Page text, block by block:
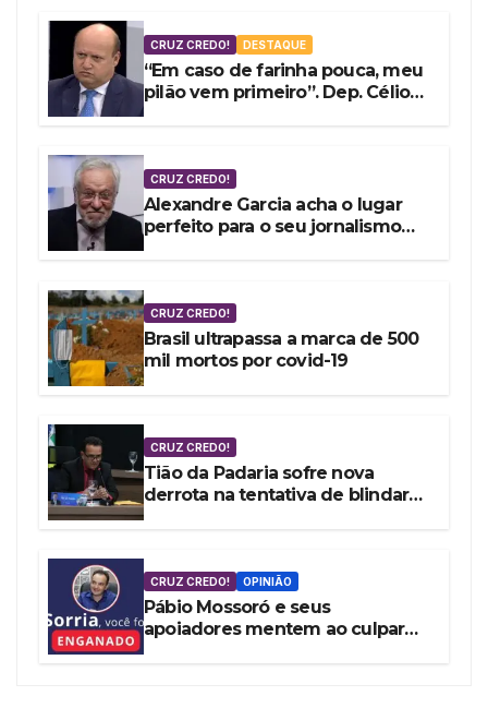
CRUZ CREDO! DESTAQUE
“Em caso de farinha pouca, meu
pilão vem primeiro”. Dep. Célio
CRUZ CREDO!
Alexandre Garcia acha o lugar
perfeito para o seu jornalismo
CRUZ CREDO!
Brasil ultrapassa a marca de 500
mil mortos por covid-19
CRUZ CREDO!
Tião da Padaria sofre nova
derrota na tentativa de blindar
CRUZ CREDO! OPINIÃO
Pábio Mossoró e seus
apoiadores mentem ao culpar